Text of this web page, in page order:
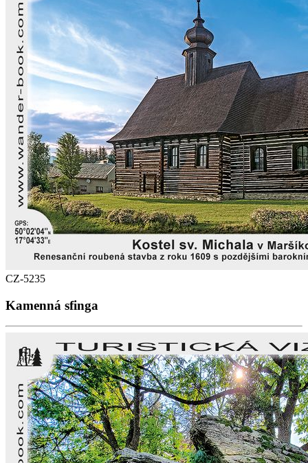
CZ-5235
Kamenná sfinga